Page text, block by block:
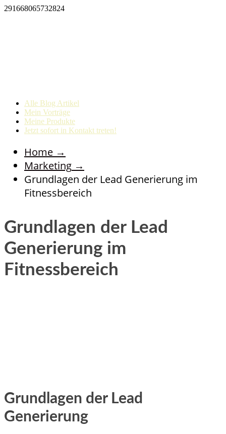
291668065732824
Alle Blog Artikel
Mein Vorträge
Meine Produkte
Jetzt sofort in Kontakt treten!
Home →
Marketing →
Grundlagen der Lead Generierung im
Fitnessbereich
Grundlagen der Lead
Generierung im
Fitnessbereich
Grundlagen d‬er Lead
Generierung